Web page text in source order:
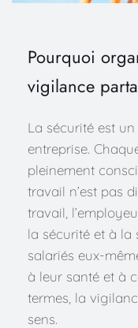
Pourquoi
vigilance
La sécurité est
entreprise.
pleinement
travail n’est pas
travail,
la sécurité et à la
salariés eux-
à leur santé et à
termes, la
sens.